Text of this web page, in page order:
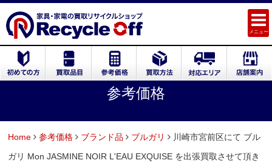
メニュー
参考価格
Home 参考価格 ブランド品 ブルガリ
川崎市宮前区にて ブル
ガリ Mon JASMINE NOIR L'EAU EXQUISE を出張買取させて頂き